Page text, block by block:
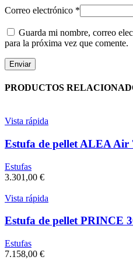
Correo electrónico *
Guarda mi nombre, correo
para la próxima vez que comente.
PRODUCTOS
Vista rápida
Estufa de pellet ALEA Air
Estufas
3.301,00 €
Vista rápida
Estufa de pellet PRINCE
Estufas
7.158,00 €